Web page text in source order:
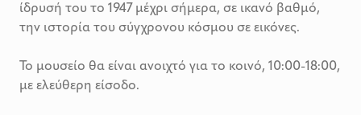
ίδρυσή του το 1947 μέχρι σήμερα, σε ικανό βαθμό,
την ιστορία του σύγχρονου κόσμου σε εικόνες.
Το μουσείο θα είναι ανοιχτό για το κοινό, 10:00-18:00,
με ελεύθερη είσοδο.